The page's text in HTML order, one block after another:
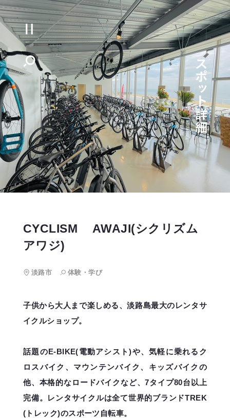
CYCLISM AWAJI(シクリズム
アワジ)
淡路市 体験・学び
子供から大人まで楽しめる、淡路島最大のレンタサ
イクルショップ。
話題のE-BIKE(電動アシスト)や、気軽に乗れるク
ロスバイク、マウンテンバイク、キッズバイクの
他、本格的なロードバイクなど、7タイプ80台以上
完備。レンタサイクルは全て世界的ブランドTREK
(トレック)のスポーツ自転車。